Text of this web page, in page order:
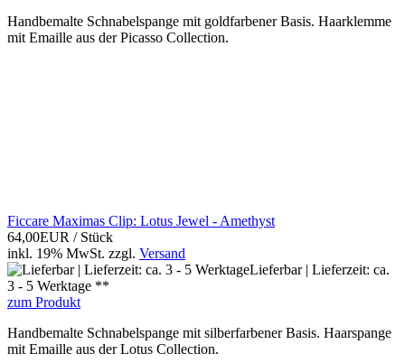
Handbemalte Schnabelspange mit goldfarbener Basis. Haarklemme
mit Emaille aus der Picasso Collection.
Ficcare Maximas Clip: Lotus Jewel - Amethyst
64,00EUR / Stück
inkl. 19% MwSt. zzgl. Versand
Lieferbar | Lieferzeit: ca.
3 - 5 Werktage **
zum Produkt
Handbemalte Schnabelspange mit silberfarbener Basis. Haarspange
mit Emaille aus der Lotus Collection.